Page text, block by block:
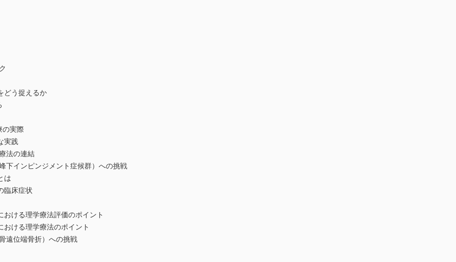
う捉えるか
実際
実践
の連結
インピンジメント症候群）への挑戦
は
臨床症状
ける理学療法評価のポイント
ける理学療法のポイント
遠位端骨折）への挑戦